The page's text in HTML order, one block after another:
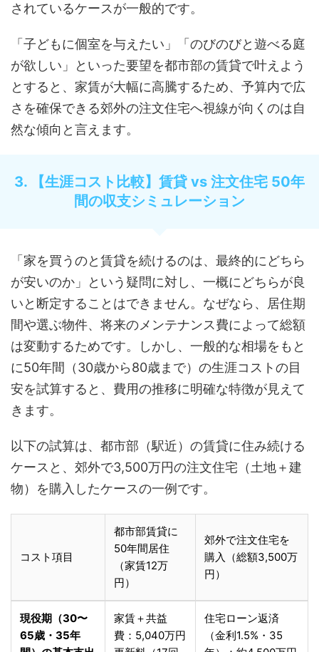
されているケースが一般的です。
「子どもに個室を与えたい」「のびのびと遊べる庭
が欲しい」といった要望を都市部の賃貸で叶えよう
とすると、家賃が大幅に高騰するため、予算内で広
さを確保できる郊外の注文住宅へ視線が向くのは自
然な傾向と言えます。
3. 【生涯コスト比較】賃貸 vs 注文住宅 50年
間の収支シミュレーション
「家を買うのと賃貸を続けるのは、最終的にどちら
が安いのか」という疑問に対し、一概にどちらが良
いと断定することはできません。なぜなら、居住期
間や選ぶ物件、将来のメンテナンス費によって総額
は変動するためです。しかし、一般的な相場をもと
に50年間（30歳から80歳まで）の生涯コストの目
安を試算すると、費用の推移に明確な特徴が見えて
きます。
以下の試算は、都市部（駅近）の賃貸に住み続ける
ケースと、郊外で3,500万円の注文住宅（土地＋建
物）を購入したケースの一例です。
コスト項目
都市部賃貸に
50年間居住
（家賃12万
円）
郊外で注文住宅を
購入（総額3,500万
円）
現役期（30〜
65歳・35年
家賃＋共益
費：5,040万円
住宅ローン返済
（金利1.5%・35